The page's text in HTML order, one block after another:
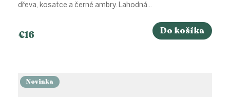
€16 Do košíka
dřeva, kosatce a černé ambry. Lahodná...
Novinka